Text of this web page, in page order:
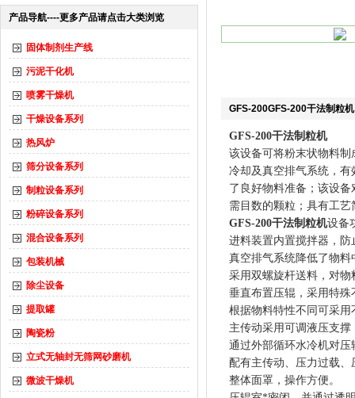
产品导航----更多产品请点击大类浏览
固体制剂生产线
污泥干化机
喷雾干燥机
干燥设备系列
热风炉
筛分设备系列
制粒设备系列
粉碎设备系列
混合设备系列
包装机械
除尘设备
提取罐
陶瓷粉
立式无轴封无筛网砂磨机
微波干燥机
GFS-200GFS-200干法制粒
GFS-200干法制粒机
该设备可将粉末状物料
冷却及真空排气系统，
了良好物料准备；该设
需目数的颗粒；具有工
GFS-200干法制粒机设备
进料装置内置搅拌器，
真空排气系统降低了物
采用双螺旋杆送料，对
垂直布置压辊，采用特殊
根据物料特性不同可采用
主传动采用可调液压支
通过外部循环水冷机对
配有主传动、压力过载
整体面罩，操作方便。